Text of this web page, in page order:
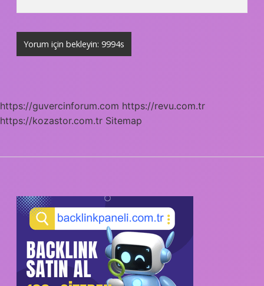
https://guvercinforum.com https://revu.com.tr
https://kozastor.com.tr Sitemap
SIDEBAR